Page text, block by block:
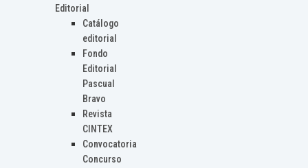
Editorial
Catálogo
editorial
Fondo
Editorial
Pascual
Bravo
Revista
CINTEX
Convocatoria
Concurso